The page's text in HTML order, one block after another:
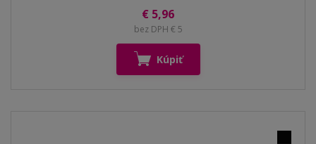
€ 5,96
bez DPH € 5
Kúpiť